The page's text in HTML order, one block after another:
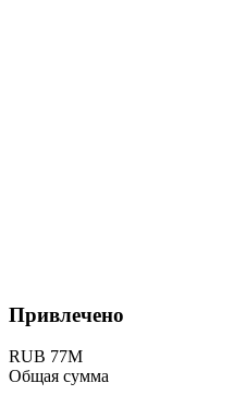
Привлечено
RUB 77M
Общая сумма